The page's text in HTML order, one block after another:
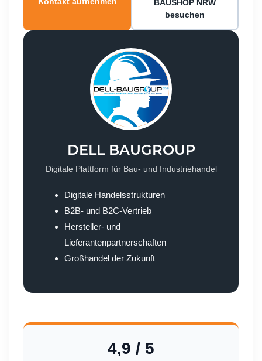
BAUSHOP NRW
besuchen
DELL BAUGROUP
Digitale Plattform für Bau- und Industriehandel
Digitale Handelsstrukturen
B2B- und B2C-Vertrieb
Hersteller- und
Lieferantenpartnerschaften
Großhandel der Zukunft
4,9 / 5